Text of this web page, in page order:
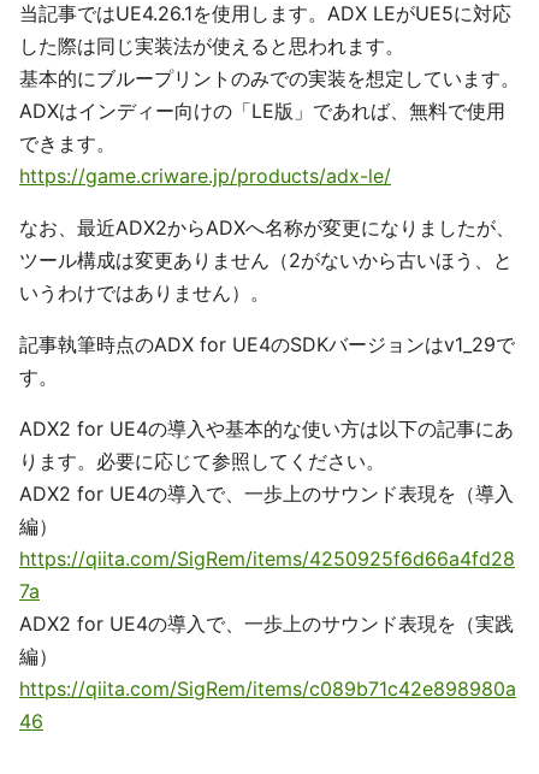
当記事ではUE4.26.1を使用します。ADX LEがUE5に対応
した際は同じ実装法が使えると思われます。
基本的にブループリントのみでの実装を想定しています。
ADXはインディー向けの「LE版」であれば、無料で使用
できます。
https://game.criware.jp/products/adx-le/
なお、最近ADX2からADXへ名称が変更になりましたが、
ツール構成は変更ありません（2がないから古いほう、と
いうわけではありません）。
記事執筆時点のADX for UE4のSDKバージョンはv1_29で
す。
ADX2 for UE4の導入や基本的な使い方は以下の記事にあ
ります。必要に応じて参照してください。
ADX2 for UE4の導入で、一歩上のサウンド表現を（導入
編）
https://qiita.com/SigRem/items/4250925f6d66a4fd28
7a
ADX2 for UE4の導入で、一歩上のサウンド表現を（実践
編）
https://qiita.com/SigRem/items/c089b71c42e898980a
46